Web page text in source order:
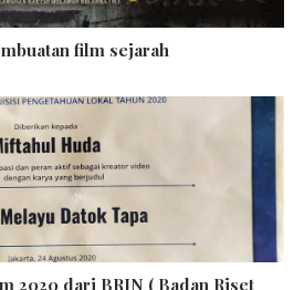
film sejarah
2020 dari BRIN ( Badan Riset